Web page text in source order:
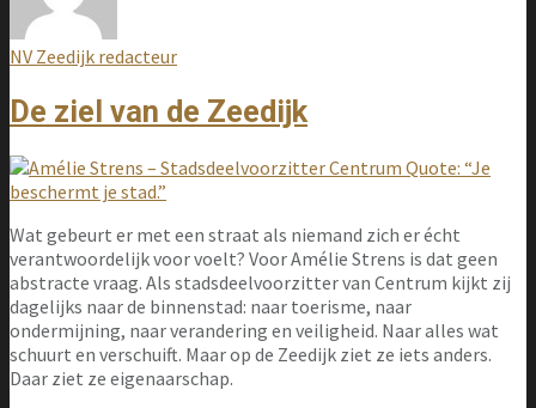
NV Zeedijk redacteur
De ziel van de Zeedijk
Wat gebeurt er met een straat als niemand zich er écht
verantwoordelijk voor voelt? Voor Amélie Strens is dat geen
abstracte vraag. Als stadsdeelvoorzitter van Centrum kijkt zij
dagelijks naar de binnenstad: naar toerisme, naar
ondermijning, naar verandering en veiligheid. Naar alles wat
schuurt en verschuift. Maar op de Zeedijk ziet ze iets anders.
Daar ziet ze eigenaarschap.